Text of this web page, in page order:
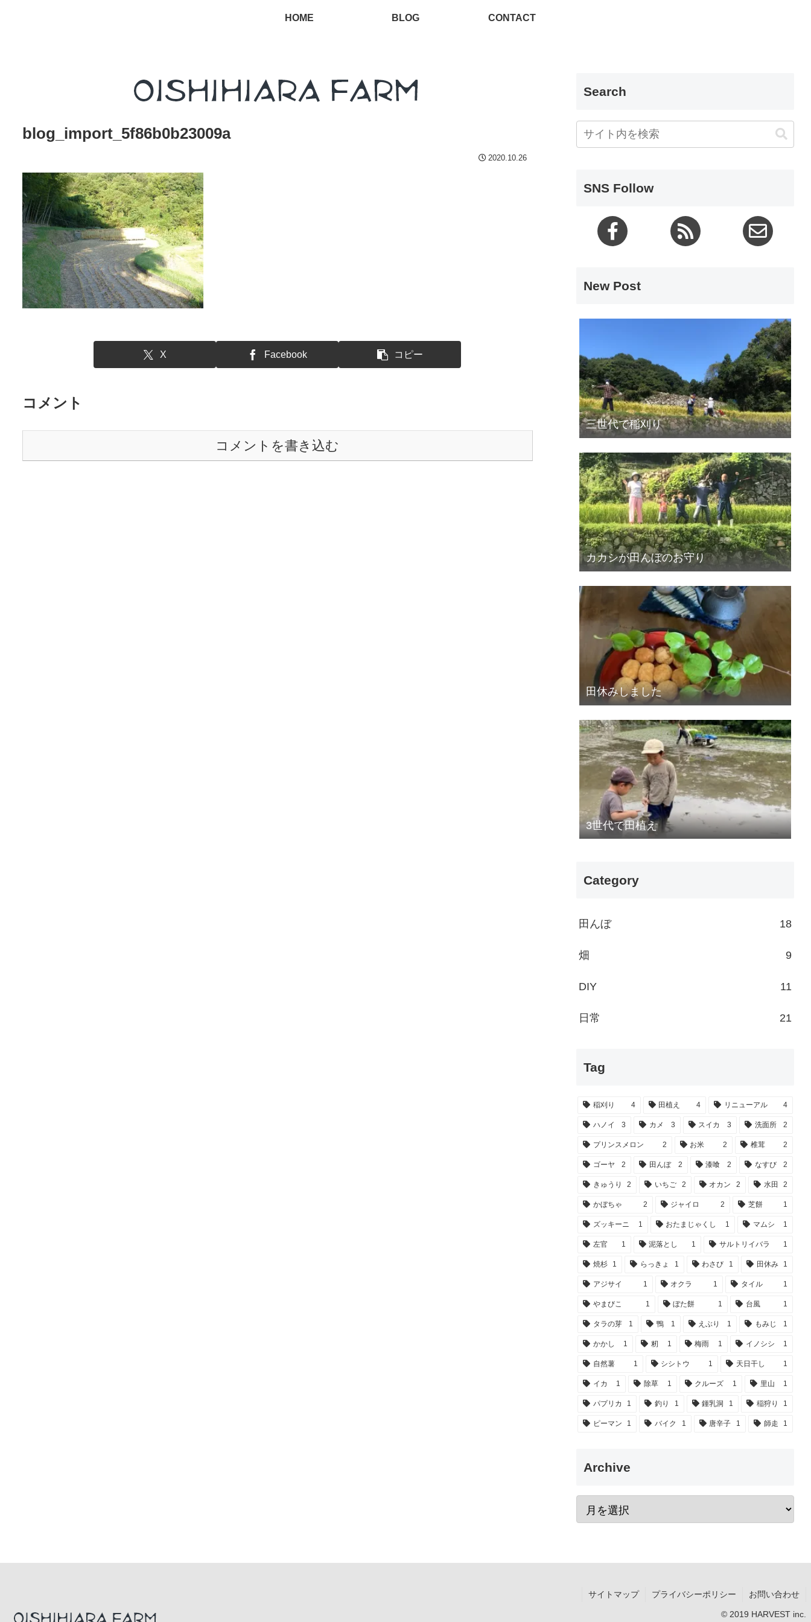
HOME BLOG CONTACT
blog_import_5f86b0b23009a
2020.10.26
X Facebook コピー
コメント
コメントを書き込む
Search
SNS Follow
New Post
三世代で稲刈り
カカシが田んぼのお守り
田休みしました
3世代で田植え
Category
田んぼ 18
畑 9
DIY 11
日常 21
Tag
稲刈り 4 田植え 4 リニューアル 4
ハノイ 3 カメ 3 スイカ 3 洗面所 2
プリンスメロン 2 お米 2 椎茸 2
ゴーヤ 2 田んぼ 2 漆喰 2 なすび 2
きゅうり 2 いちご 2 オカン 2 水田 2
かぼちゃ 2 ジャイロ 2 芝餅 1
ズッキーニ 1 おたまじゃくし 1 マムシ 1
左官 1 泥落とし 1 サルトリイバラ 1
焼杉 1 らっきょ 1 わさび 1 田休み 1
アジサイ 1 オクラ 1 タイル 1
やまびこ 1 ぼた餅 1 台風 1
タラの芽 1 鴨 1 えぶり 1 もみじ 1
かかし 1 籾 1 梅雨 1 イノシシ 1
自然薯 1 シシトウ 1 天日干し 1
イカ 1 除草 1 クルーズ 1 里山 1
パプリカ 1 釣り 1 鍾乳洞 1 稲狩り 1
ピーマン 1 バイク 1 唐辛子 1 師走 1
Archive
サイトマップ プライバシーポリシー お問い合わせ
© 2019 HARVEST inc.